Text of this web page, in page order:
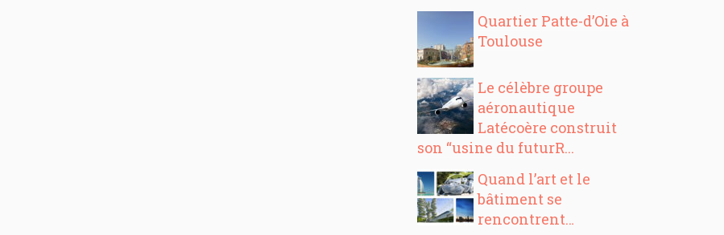
Quartier Patte-d’Oie à
Toulouse
Le célèbre groupe
aéronautique
Latécoère construit
son “usine du futurR...
Quand l’art et le
bâtiment se
rencontrent…